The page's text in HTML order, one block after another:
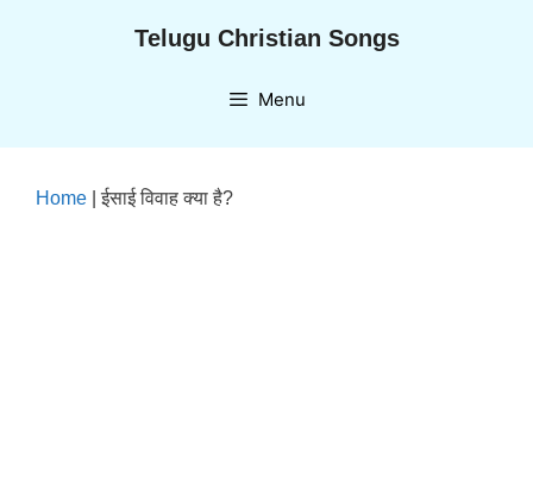
Telugu Christian Songs
Menu
Home |ईसाई विवाह क्या है?